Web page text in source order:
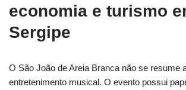
economia e turismo
Sergipe
O São João de Areia Branca não se resume
entretenimento musical. O evento possui